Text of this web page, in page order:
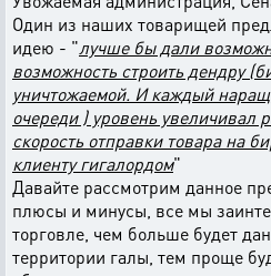
Один из наших товарищей
идею - "лучше бы дали
возможность строить дендру
уничтожаемой. И каждый
очереди ) уровень увеличивал
скорость отправки товара на
клиенту гигалордом"
Давайте рассмотрим данное
плюсы и минусы, все мы
торговле, чем больше будет
территории галы, тем проще